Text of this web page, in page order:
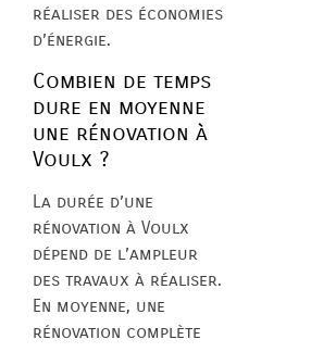
réaliser des économies
d’énergie.
Combien de temps
dure en moyenne
une rénovation à
Voulx ?
La durée d’une
rénovation à Voulx
dépend de l’ampleur
des travaux à réaliser.
En moyenne, une
rénovation complète